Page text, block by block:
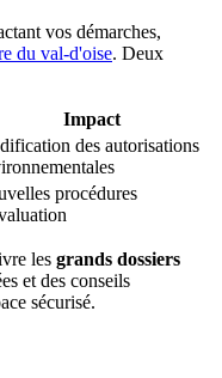
vos démarches,
du val-d'oise. Deux
Impact
des autorisations
procédures
les grands dossiers
et des conseils
sécurisé.